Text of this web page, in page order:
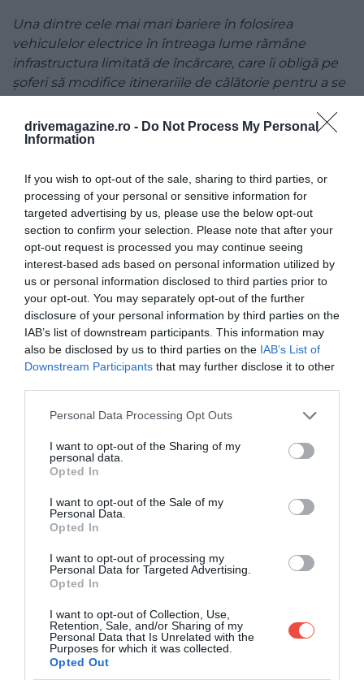
drivemagazine.ro - Do Not Process My Personal
Information
If you wish to opt-out of the sale, sharing to third parties, or
processing of your personal or sensitive information for
targeted advertising by us, please use the below opt-out
section to confirm your selection. Please note that after your
opt-out request is processed you may continue seeing
interest-based ads based on personal information utilized by
us or personal information disclosed to third parties prior to
your opt-out. You may separately opt-out of the further
disclosure of your personal information by third parties on the
IAB’s list of downstream participants. This information may
also be disclosed by us to third parties on the IAB’s List of
Downstream Participants that may further disclose it to other
Please note that this website/app uses one or more Google
not limited to your visit or usage behaviour. You may click to
grant or deny consent to Google and its third-party tags to
use your data for below specified purposes in below Google
consent section.
Personal Data Processing Opt Outs
I want to opt-out of the Sharing of my
personal data.
Opted In
I want to opt-out of the Sale of my
Personal Data.
Opted In
I want to opt-out of processing my
Personal Data for Targeted Advertising.
Opted In
I want to opt-out of Collection, Use,
Retention, Sale, and/or Sharing of my
Personal Data that Is Unrelated with the
Purposes for which it was collected.
Opted Out
Una dintre cele mai mari bariere în folosirea
vehiculelor electrice în întreaga lume rămâne
infrastructura limitată de încărcare, care îi obligă pe
șoferi să modifice itinerariile de călătorie pentru a se
rezolva această problemă, GoSun, o companie
specializată în soluții solare portabile, a dezvoltat un
pentru a furniza energie solară vehiculului.
Încărcătorul EV solar a fost conceput special pentru
a răspunde cererii tot mai mari de soluții de
încărcare.Pliabil într-un compartiment de 1,2 pe
acesta este alcătuit din panouri solare
ușoare, de înaltă performanță, care transformă
lumina soarelui în energie electrică. Compania
promite că tehnologia poate oferi o sursă de
energie puternică și fiabilă chiar și în fața
elementelor naturale.
Deoarece încărcătorul se instalează pe acoperișul
mașinii, acesta poate furniza energie oriunde,fie
într-o parcare obișnuită din mijlocul orașului,
acasă, la birou